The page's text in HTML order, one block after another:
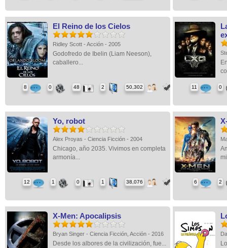
El Reino de los Cielos
Ridley Scott - Acción - 2005
Godofredo de Ibelin (Liam Neeson),
caballero...
8 0 48 2 50,302 11 0
Yo, robot
Alex Proyas - Ciencia Ficción - 2004
Chicago, año 2035. Vivimos en completa
armonía...
12 1 0 1 38,076 6 2
X-Men: Apocalipsis
Bryan Singer - Ciencia Ficción, Acción - 2016
Desde los albores de la civilización, fue...